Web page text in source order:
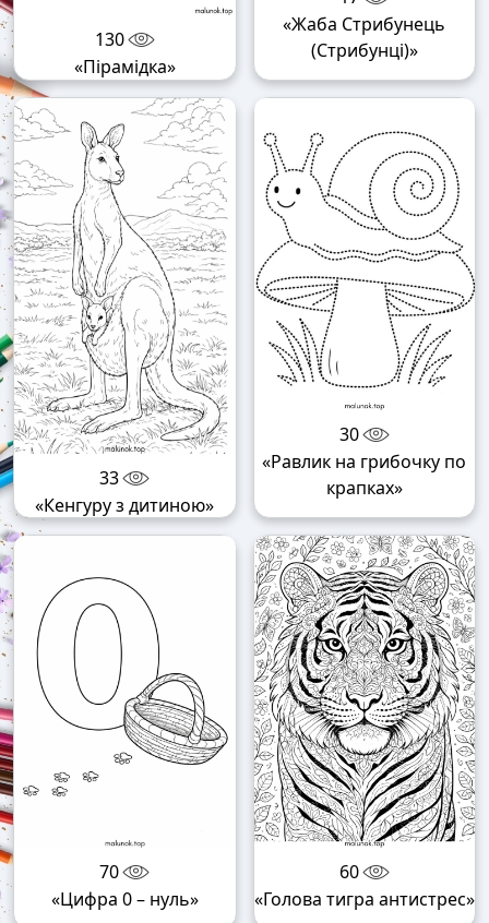
130
«Пірамідка»
«Жаба Стрибунець
(Стрибунці)»
33
«Кенгуру з дитиною»
30
«Равлик на грибочку по
крапках»
70
«Цифра 0 – нуль»
60
«Голова тигра антистрес»